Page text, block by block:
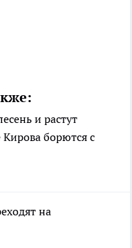
и растут
борются с
на